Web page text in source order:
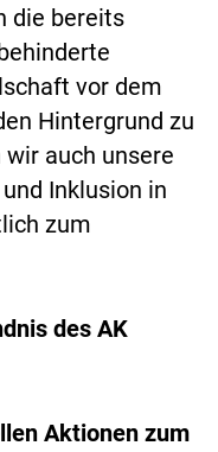
die bereits
vor dem
Hintergrund zu
auch unsere
Inklusion in
zum
des AK
Aktionen zum